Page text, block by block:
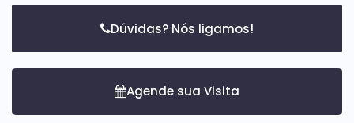
condicionado e TV
🏊 Piscina aquecida com spa
☀️ Energia fotovoltaica em funcionamento
♨️ Aquecimento solar com boiler e pressurizador
Dúvidas? Nós ligamos!